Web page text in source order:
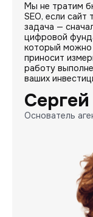
Мы не тратим
SEO, если сайт
задача —
цифровой
который можно
приносит
работу
ваших
Основатель